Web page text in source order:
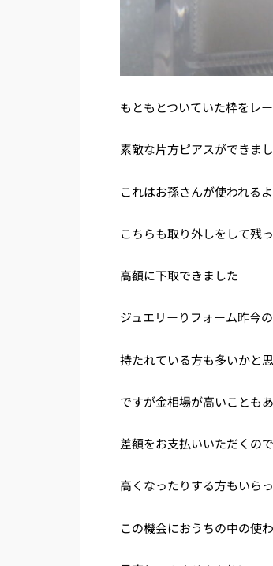
もともとついていた枠をレ
素敵な片方ピアスができま
これはお孫さんが使われる
こちらも取り外しをして残
高額に下取できました
ジュエリーりフォーム昨今
持たれている方も多いかと
ですが金相場が高いことも
差額をお支払いいただくの
高くなったりする方もいら
この機会におうちの中の使